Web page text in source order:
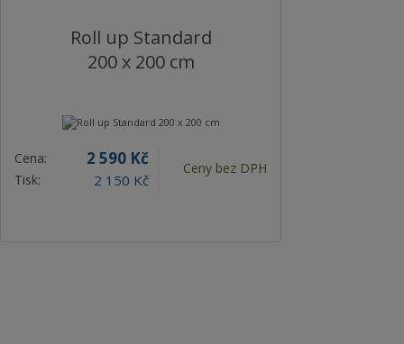
Roll up Standard
200 x 200 cm
Cena: 2 590 Kč Ceny bez DPH
Tisk: 2 150 Kč